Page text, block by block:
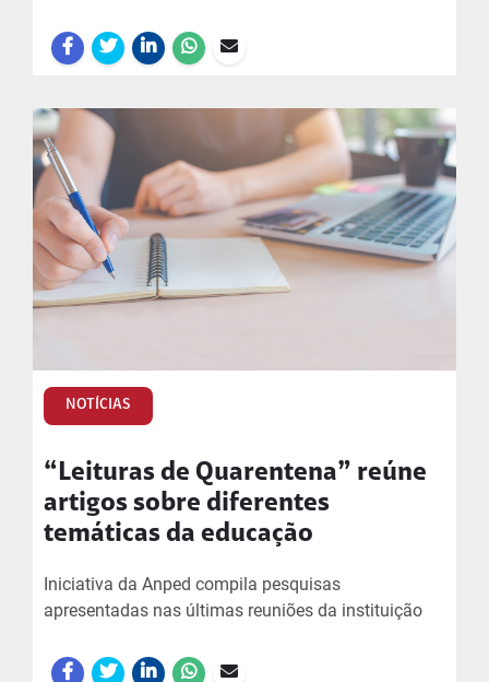
NOTÍCIAS
“Leituras de Quarentena” reúne
artigos sobre diferentes
temáticas da educação
Iniciativa da Anped compila pesquisas
apresentadas nas últimas reuniões da instituição